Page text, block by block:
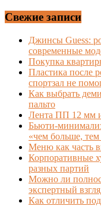
Свежие записи
Джинсы Guess:
современные
Покупка
Пластика после
спортзал не
Как выбрать
пальто
Лента ПП 12 мм
Бьюти-
«чем больше,
Меню как часть
Корпоративные
разных партий
Можно ли
экспертный
Как отличить